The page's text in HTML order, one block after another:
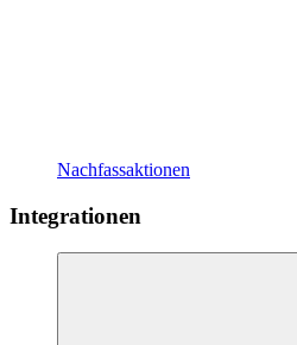
Nachfassaktionen
Integrationen